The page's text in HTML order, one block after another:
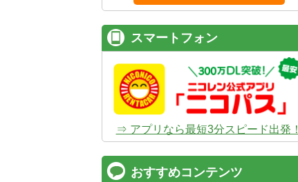
スマートフォン
⇒ アプリなら最短3分スピード出発！
おすすめコンテンツ